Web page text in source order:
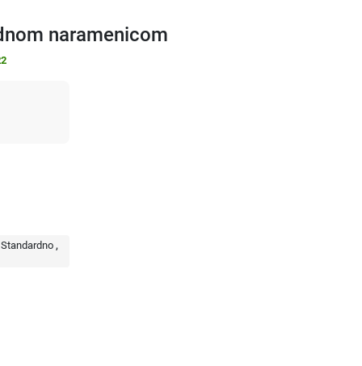
naramenicom
Standardno